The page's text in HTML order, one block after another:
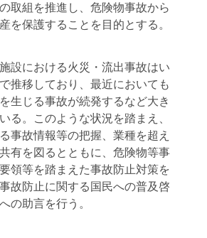
取組を推進し、危険物事故から
を保護することを目的とする。
設における火災・流出事故はい
推移しており、最近においても
生じる事故が続発するなど大き
る。このような状況を踏まえ、
事故情報等の把握、業種を超え
有を図るとともに、危険物等事
領等を踏まえた事故防止対策を
故防止に関する国民への普及啓
の助言を行う。